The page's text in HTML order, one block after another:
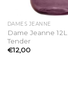
DAMES JEANNE
Dame Jeanne
Tender
€12,00